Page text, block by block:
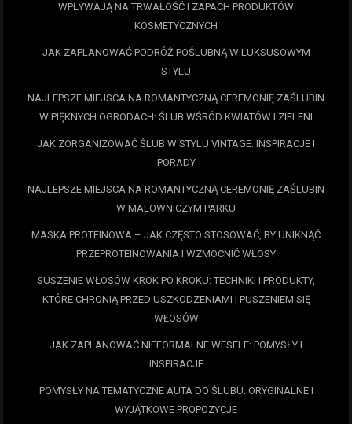
WPŁYWAJĄ NA TRWAŁOŚĆ I ZAPACH PRODUKTÓW
KOSMETYCZNYCH
JAK ZAPLANOWAĆ PODRÓŻ POŚLUBNĄ W LUKSUSOWYM
STYLU
NAJLEPSZE MIEJSCA NA ROMANTYCZNĄ CEREMONIĘ ZAŚLUBIN
W PIĘKNYCH OGRODACH: ŚLUB WŚRÓD KWIATÓW I ZIELENI
JAK ZORGANIZOWAĆ ŚLUB W STYLU VINTAGE: INSPIRACJE I
PORADY
NAJLEPSZE MIEJSCA NA ROMANTYCZNĄ CEREMONIĘ ZAŚLUBIN
W MALOWNICZYM PARKU
MASKA PROTEINOWA – JAK CZĘSTO STOSOWAĆ, BY UNIKNĄĆ
PRZEPROTEINOWANIA I WZMOCNIĆ WŁOSY
SUSZENIE WŁOSÓW KROK PO KROKU: TECHNIKI I PRODUKTY,
KTÓRE CHRONIĄ PRZED USZKODZENIAMI I PUSZENIEM SIĘ
WŁOSÓW
JAK ZAPLANOWAĆ NIEFORMALNE WESELE: POMYSŁY I
INSPIRACJE
POMYSŁY NA TEMATYCZNE AUTA DO ŚLUBU: ORYGINALNE I
WYJĄTKOWE PROPOZYCJE